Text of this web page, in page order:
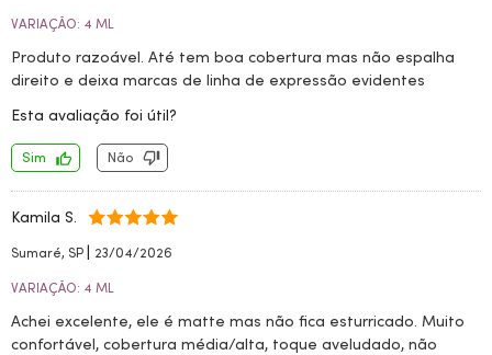
VARIAÇÃO: 4 ML
Produto razoável. Até tem boa cobertura mas não espalha
direito e deixa marcas de linha de expressão evidentes
Esta avaliação foi útil?
Sim Não
Kamila S.
Sumaré, SP | 23/04/2026
VARIAÇÃO: 4 ML
Achei excelente, ele é matte mas não fica esturricado. Muito
confortável, cobertura média/alta, toque aveludado, não